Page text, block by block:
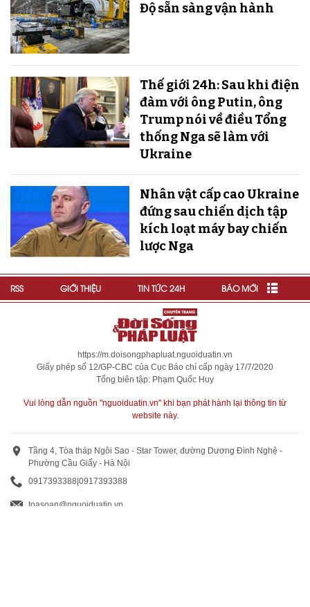
Độ sẵn sàng v​​​​​​​ận hành
Thế giới 24h: Sau khi điện
đàm với ông Putin, ông
Trump nói về điều Tổng
thống Nga sẽ làm với
Ukraine
Nhân vật cấp cao Ukraine
đứng sau chiến dịch tập
kích loạt máy bay chiến
lược Nga
RSS GIỚI THIỆU TIN TỨC 24H BÁO MỚI
https://m.doisongphapluat.nguoiduatin.vn
Giấy phép số 12/GP-CBC của Cục Báo chí cấp ngày 17/7/2020
Tổng biên tập: Phạm Quốc Huy
Vui lòng dẫn nguồn "nguoiduatin.vn" khi bạn phát hành lại thông tin từ
website này.
Tầng 4, Tòa tháp Ngôi Sao - Star Tower, đường Dương Đình Nghệ -
Phường Cầu Giấy - Hà Nội
0917393388 0917393388
toasoan@nguoiduatin.vn